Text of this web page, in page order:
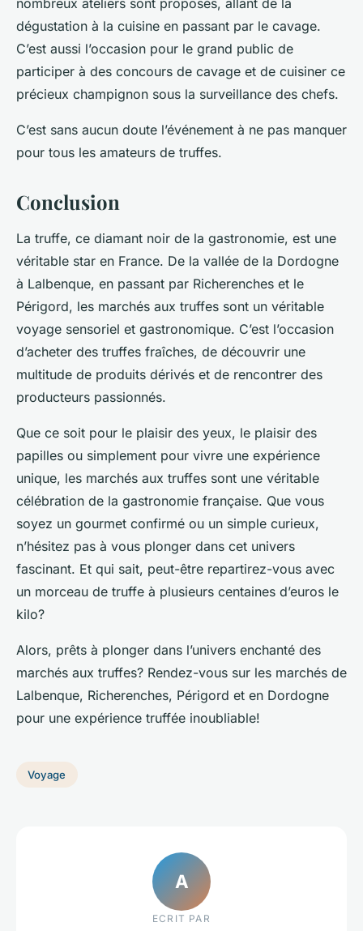
nombreux ateliers sont proposés, allant de la
dégustation à la cuisine en passant par le cavage.
C’est aussi l’occasion pour le grand public de
participer à des concours de cavage et de cuisiner ce
précieux champignon sous la surveillance des chefs.
C’est sans aucun doute l’événement à ne pas manquer
pour tous les amateurs de truffes.
Conclusion
La truffe, ce diamant noir de la gastronomie, est une
véritable star en France. De la vallée de la Dordogne
à Lalbenque, en passant par Richerenches et le
Périgord, les marchés aux truffes sont un véritable
voyage sensoriel et gastronomique. C’est l’occasion
d’acheter des truffes fraîches, de découvrir une
multitude de produits dérivés et de rencontrer des
producteurs passionnés.
Que ce soit pour le plaisir des yeux, le plaisir des
papilles ou simplement pour vivre une expérience
unique, les marchés aux truffes sont une véritable
célébration de la gastronomie française. Que vous
soyez un gourmet confirmé ou un simple curieux,
n’hésitez pas à vous plonger dans cet univers
fascinant. Et qui sait, peut-être repartirez-vous avec
un morceau de truffe à plusieurs centaines d’euros le
kilo?
Alors, prêts à plonger dans l’univers enchanté des
marchés aux truffes? Rendez-vous sur les marchés de
Lalbenque, Richerenches, Périgord et en Dordogne
pour une expérience truffée inoubliable!
Voyage
A
ECRIT PAR